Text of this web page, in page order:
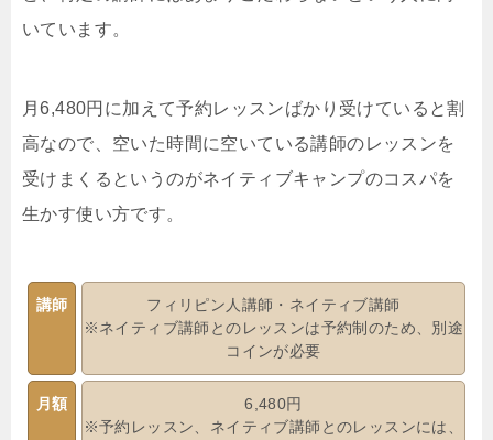
いています。
月6,480円に加えて予約レッスンばかり受けていると割
高なので、空いた時間に空いている講師のレッスンを
受けまくるというのがネイティブキャンプのコスパを
生かす使い方です。
講師
フィリピン人講師・ネイティブ講師
※ネイティブ講師とのレッスンは予約制のため、別途
コインが必要
月額
6,480円
※予約レッスン、ネイティブ講師とのレッスンには、